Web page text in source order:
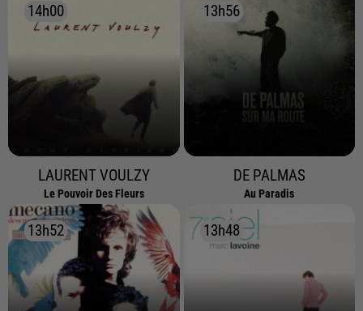
14h00
14h00
LAURENT VOULZY
Le Pouvoir Des Fleurs
13h56
13h56
DE PALMAS
Au Paradis
13h52
13h52 13h48
13h48